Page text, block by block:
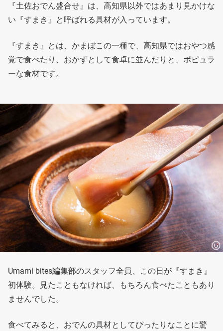
『土佐おでん盛合せ』は、高知県以外ではあまり見かけな
い『すまき』と呼ばれる具材が入っています。
『すまき』とは、かまぼこの一種で、高知県ではおやつ感
覚で食べたり、おかずとして食卓に並んだりと、ポピュラ
ーな食材です。
Umami bites編集部のスタッフ全員、この日が『すまき』
初体験。見たこともなければ、もちろん食べたこともあり
ませんでした。
食べてみると、おでんの具材としてぴったりなことに驚